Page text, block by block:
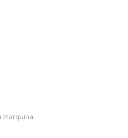
marquina